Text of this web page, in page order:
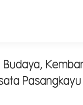
Budaya,
Pasangkayu